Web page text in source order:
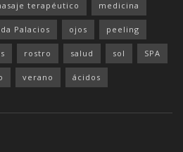
terapéutico medicina
Palacios ojos peeling
rostro salud sol SPA
verano ácidos